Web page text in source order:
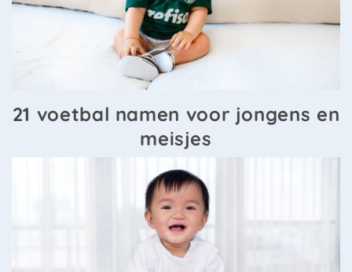
21 voetbal namen voor jongens en
meisjes